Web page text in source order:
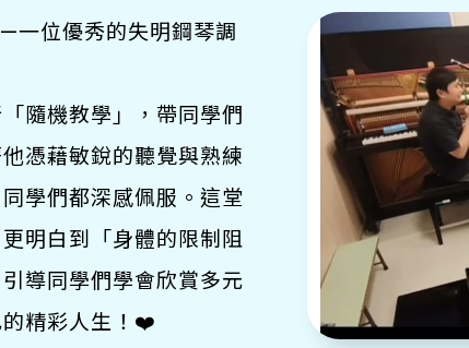
一位優秀的失明鋼琴調
隨機教學」，帶同學們
憑藉敏銳的聽覺與熟練
學們都深感佩服。這堂
明白到「身體的限制阻
導同學們學會欣賞多元
的精彩人生！❤️